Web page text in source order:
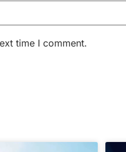
time I comment.